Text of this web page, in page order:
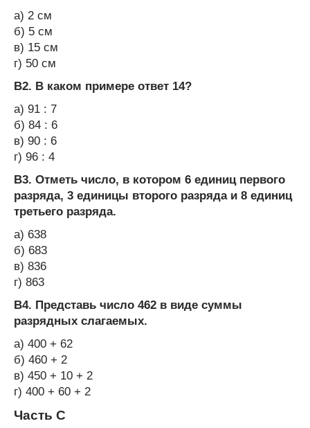
а) 2 см
б) 5 см
в) 15 см
г) 50 см
В2. В каком примере ответ 14?
а) 91 : 7
б) 84 : 6
в) 90 : 6
г) 96 : 4
В3. Отметь число, в котором 6 единиц первого
разряда, 3 единицы второго разряда и 8 единиц
третьего разряда.
а) 638
б) 683
в) 836
г) 863
В4. Представь число 462 в виде суммы
разрядных слагаемых.
а) 400 + 62
б) 460 + 2
в) 450 + 10 + 2
г) 400 + 60 + 2
Часть С